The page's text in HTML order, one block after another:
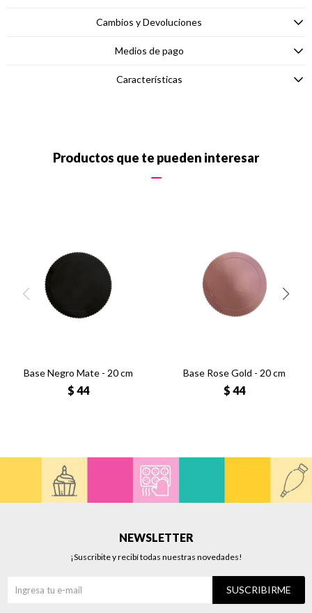
Cambios y Devoluciones
Medios de pago
Características
Productos que te pueden interesar
Base Negro Mate - 20 cm
$ 44
Base Rose Gold - 20 cm
$ 44
NEWSLETTER
¡Suscribite y recibí todas nuestras novedades!
SUSCRIBIRME